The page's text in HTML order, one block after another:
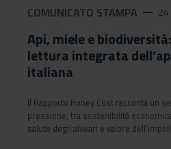
COMUNICATO STAMPA remove
Api, miele e
lettura integrata
italiana
Il Rapporto Honey Cost racconta un
pressione, tra sostenibilità
salute degli alveari e valore